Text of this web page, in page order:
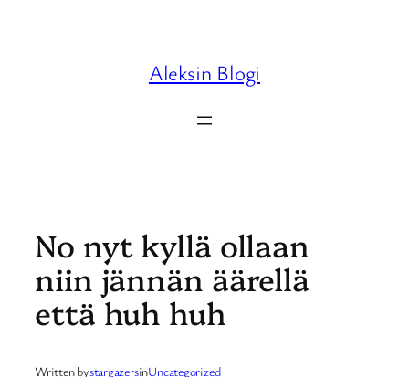
Aleksin Blogi
No nyt kyllä ollaan
niin jännän äärellä
että huh huh
Written bystargazersinUncategorized